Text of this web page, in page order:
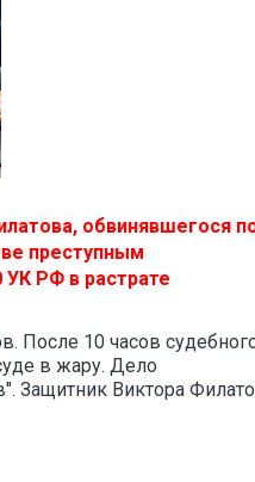
обвинявшегося
преступным
РФ в растрате
После 10 часов
в жару. Дело
Защитник Виктора